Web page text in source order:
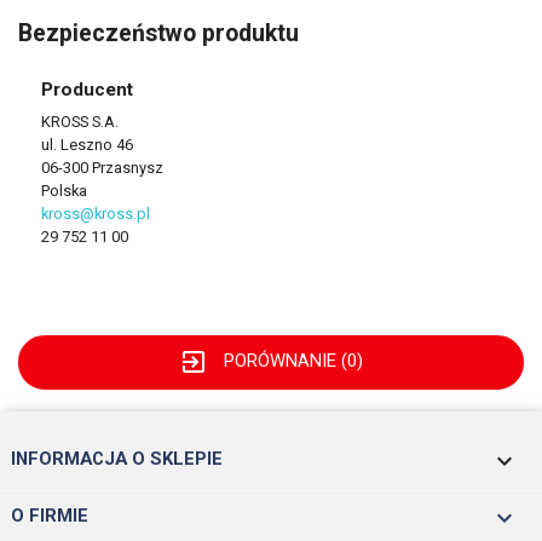
Bezpieczeństwo produktu
Producent
KROSS S.A.
ul. Leszno 46
06-300 Przasnysz
Polska
kross@kross.pl
29 752 11 00
exit_to_app PORÓWNANIE (0)
INFORMACJA O SKLEPIE keyboard_arrow_down
O FIRMIE 